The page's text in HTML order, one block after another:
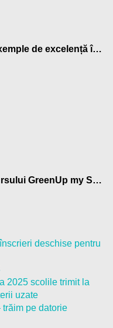
Volens și CleanAir@School – exemple de excelență în educația climatică, la Bruxelles
Înscrie-te în noua ediție a concursului GreenUp my School
deschise pentru
2025 scolile trimit la
uzate
trăim pe datorie